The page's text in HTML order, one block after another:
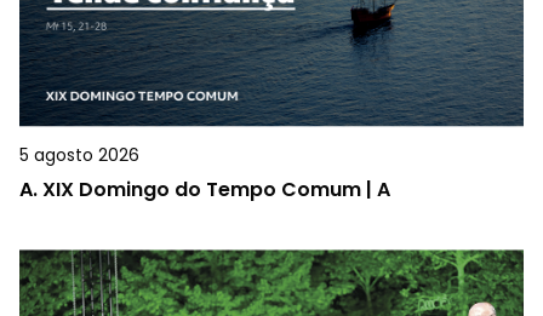
5 agosto 2026
A.XIX Domingo do Tempo Comum | A